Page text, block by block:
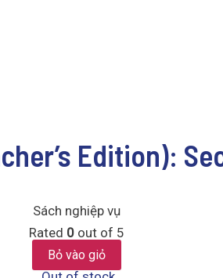
Edition):
Sách nghiệp vụ
Rated 0 out of 5
Bỏ vào giỏ